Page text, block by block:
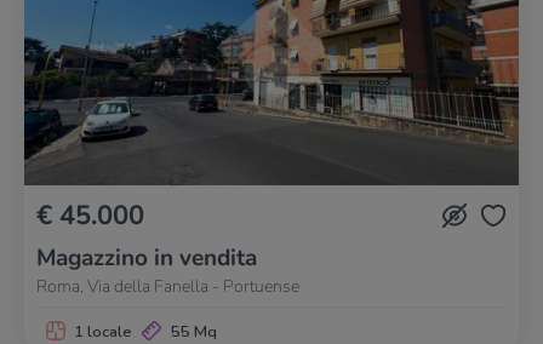
€ 45.000
Magazzino in vendita
Roma, Via della Fanella - Portuense
1 locale 55 Mq